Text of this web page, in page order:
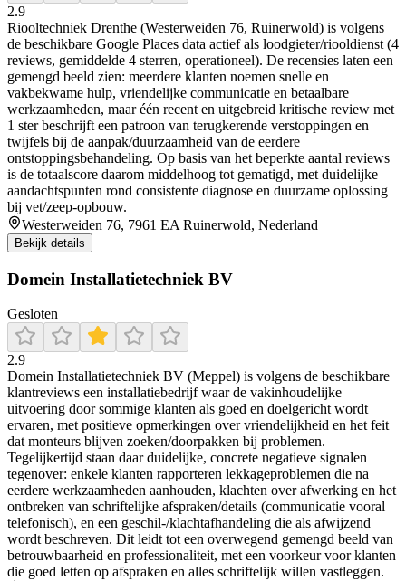
2.9
Riooltechniek Drenthe (Westerweiden 76, Ruinerwold) is volgens
de beschikbare Google Places data actief als loodgieter/riooldienst (4
reviews, gemiddelde 4 sterren, operationeel). De recensies laten een
gemengd beeld zien: meerdere klanten noemen snelle en
vakbekwame hulp, vriendelijke communicatie en betaalbare
werkzaamheden, maar één recent en uitgebreid kritische review met
1 ster beschrijft een patroon van terugkerende verstoppingen en
twijfels bij de aanpak/duurzaamheid van de eerdere
ontstoppingsbehandeling. Op basis van het beperkte aantal reviews
is de totaalscore daarom middelhoog tot gematigd, met duidelijke
aandachtspunten rond consistente diagnose en duurzame oplossing
bij vet/zeep-opbouw.
Westerweiden 76, 7961 EA Ruinerwold, Nederland
Bekijk details
Domein Installatietechniek BV
Gesloten
2.9
Domein Installatietechniek BV (Meppel) is volgens de beschikbare
klantreviews een installatiebedrijf waar de vakinhoudelijke
uitvoering door sommige klanten als goed en doelgericht wordt
ervaren, met positieve opmerkingen over vriendelijkheid en het feit
dat monteurs blijven zoeken/doorpakken bij problemen.
Tegelijkertijd staan daar duidelijke, concrete negatieve signalen
tegenover: enkele klanten rapporteren lekkageproblemen die na
eerdere werkzaamheden aanhouden, klachten over afwerking en het
ontbreken van schriftelijke afspraken/details (communicatie vooral
telefonisch), en een geschil-/klachtafhandeling die als afwijzend
wordt beschreven. Dit leidt tot een overwegend gemengd beeld van
betrouwbaarheid en professionaliteit, met een voorkeur voor klanten
die goed letten op afspraken en alles schriftelijk willen vastleggen.